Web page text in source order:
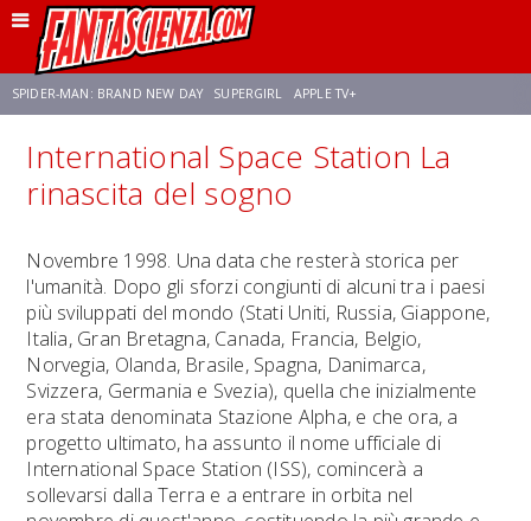
SPIDER-MAN: BRAND NEW DAY SUPERGIRL APPLE TV+
FRANCO RICCIARDIELLO ZENDAYA STAR TREK AVENGERS: DOOMSDAY
International Space Station La
rinascita del sogno
Novembre 1998. Una data che resterà storica per
l'umanità. Dopo gli sforzi congiunti di alcuni tra i paesi
più sviluppati del mondo (Stati Uniti, Russia, Giappone,
Italia, Gran Bretagna, Canada, Francia, Belgio,
Norvegia, Olanda, Brasile, Spagna, Danimarca,
Svizzera, Germania e Svezia), quella che inizialmente
era stata denominata Stazione Alpha, e che ora, a
progetto ultimato, ha assunto il nome ufficiale di
International Space Station (ISS), comincerà a
sollevarsi dalla Terra e a entrare in orbita nel